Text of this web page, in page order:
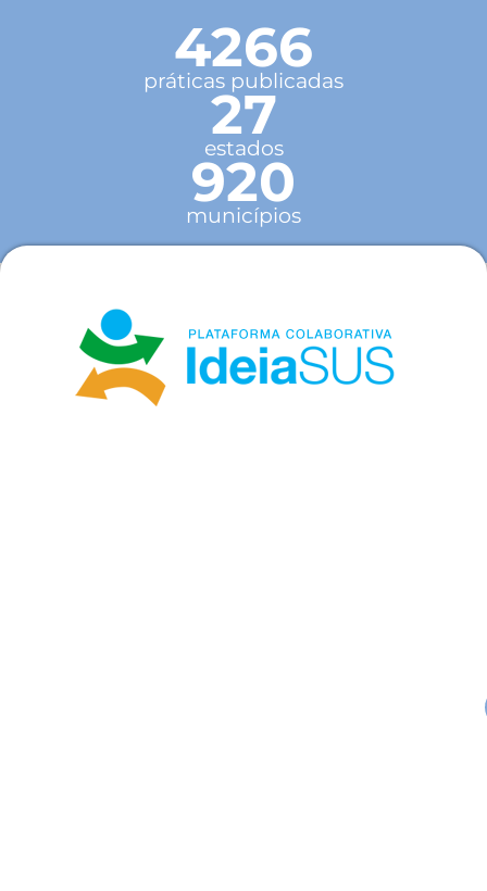
4266
práticas publicadas
27
estados
920
municípios